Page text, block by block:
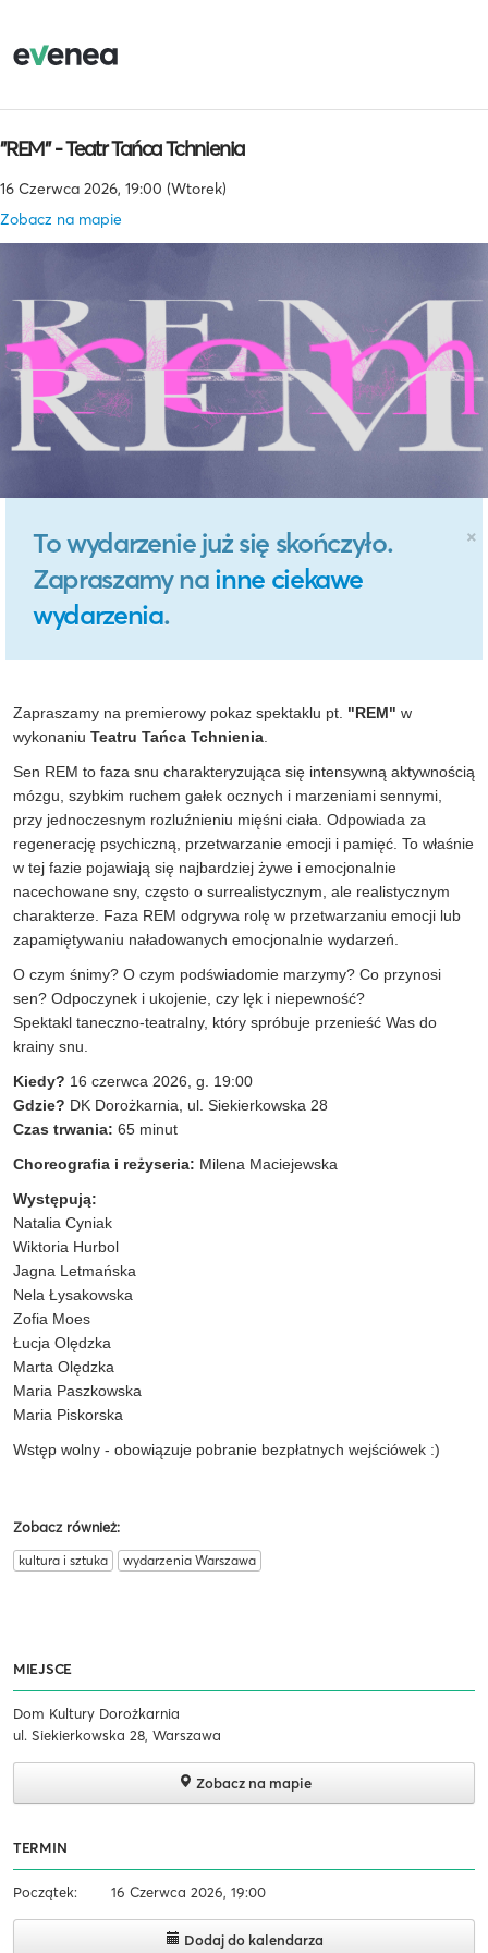
"REM" - Teatr Tańca Tchnienia
16 Czerwca 2026, 19:00 (Wtorek)
Zobacz na mapie
×
To wydarzenie już się skończyło.
Zapraszamy na inne ciekawe
wydarzenia.
Zapraszamy na premierowy pokaz spektaklu pt. "REM" w
wykonaniu Teatru Tańca Tchnienia.
Sen REM to faza snu charakteryzująca się intensywną aktywnością
mózgu, szybkim ruchem gałek ocznych i marzeniami sennymi,
przy jednoczesnym rozluźnieniu mięśni ciała. Odpowiada za
regenerację psychiczną, przetwarzanie emocji i pamięć. To właśnie
w tej fazie pojawiają się najbardziej żywe i emocjonalnie
nacechowane sny, często o surrealistycznym, ale realistycznym
charakterze. Faza REM odgrywa rolę w przetwarzaniu emocji lub
zapamiętywaniu naładowanych emocjonalnie wydarzeń.
O czym śnimy? O czym podświadomie marzymy? Co przynosi
sen? Odpoczynek i ukojenie, czy lęk i niepewność?
Spektakl taneczno-teatralny, który spróbuje przenieść Was do
krainy snu.
Kiedy? 16 czerwca 2026, g. 19:00
Gdzie? DK Dorożkarnia, ul. Siekierkowska 28
Czas trwania: 65 minut
Choreografia i reżyseria: Milena Maciejewska
Występują:
Natalia Cyniak
Wiktoria Hurbol
Jagna Letmańska
Nela Łysakowska
Zofia Moes
Łucja Olędzka
Marta Olędzka
Maria Paszkowska
Maria Piskorska
Wstęp wolny - obowiązuje pobranie bezpłatnych wejściówek :)
Zobacz również:
kultura i sztuka wydarzenia Warszawa
MIEJSCE
Dom Kultury Dorożkarnia
ul. Siekierkowska 28, Warszawa
Zobacz na mapie
TERMIN
Początek: 16 Czerwca 2026, 19:00
Dodaj do kalendarza